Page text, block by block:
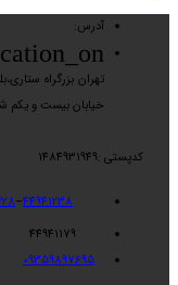
آدرس:
تهران بزرگراه
خیابان بیست و یکم
کدپستی :1484931949
44941238
–
09359897695